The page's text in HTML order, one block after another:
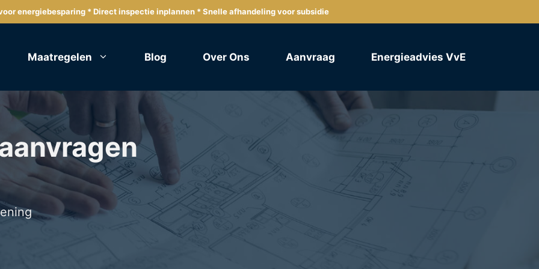
energiebesparing * Direct inspectie inplannen * Snelle afhandeling voor subsidie
Maatregelen Blog Over Ons Aanvraag Energieadvies VvE